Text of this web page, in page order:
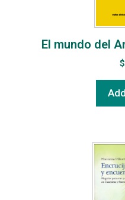
El mundo del
$